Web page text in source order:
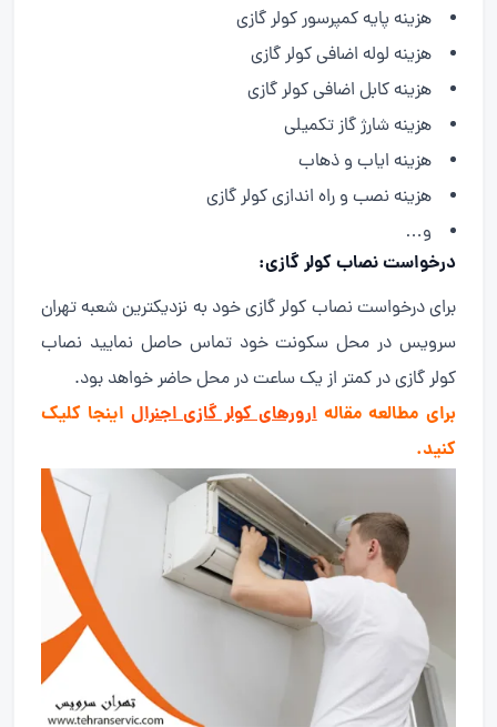
هزینه پایه کمپرسور کولر گازی
هزینه لوله اضافی کولر گازی
هزینه کابل اضافی کولر گازی
هزینه شارژ گاز تکمیلی
هزینه ایاب و ذهاب
هزینه نصب و راه اندازی کولر گازی
و…
درخواست نصاب کولر گازی:
برای درخواست نصاب کولر گازی خود به نزدیکترین شعبه تهران
سرویس در محل سکونت خود تماس حاصل نمایید نصاب
کولر گازی در کمتر از یک ساعت در محل حاضر خواهد بود.
برای مطالعه مقالهارورهای کولر گازی اجنرال اینجا کلیک
کنید.